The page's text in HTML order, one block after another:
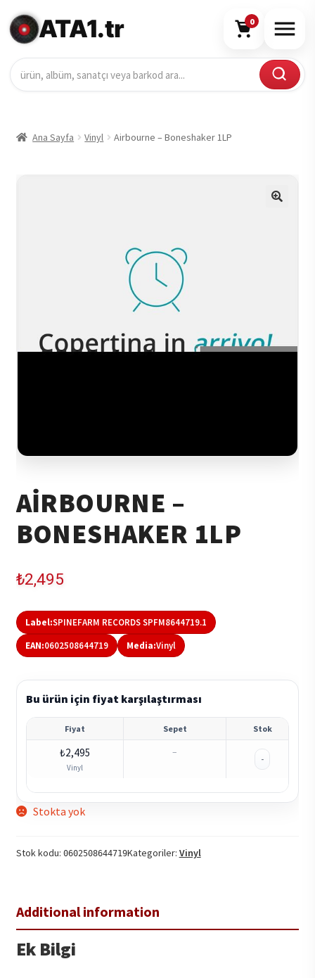
ATA1.tr 0
Ana Sayfa Vinyl Airbourne – Boneshaker 1LP
AIRBOURNE –
BONESHAKER 1LP
₺2,495
Label:SPINEFARM RECORDS SPFM8644719.1
EAN:0602508644719 Media:Vinyl
Bu ürün için fiyat karşılaştırması
Fiyat Sepet Stok
₺2,495
Vinyl
–
-
Stokta yok
Stok kodu: 0602508644719Kategoriler: Vinyl
Ek Bilgi